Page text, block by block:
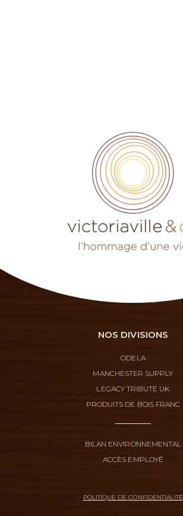
NOS DIVISIONS
ODELA
MANCHESTER SUPPLY
LEGACY TRIBUTE UK
PRODUITS DE BOIS FRANC
BILAN ENVIRONNEMENTAL
ACCÈS EMPLOYÉ
POLITIQUE DE CONFIDENTIALITÉ